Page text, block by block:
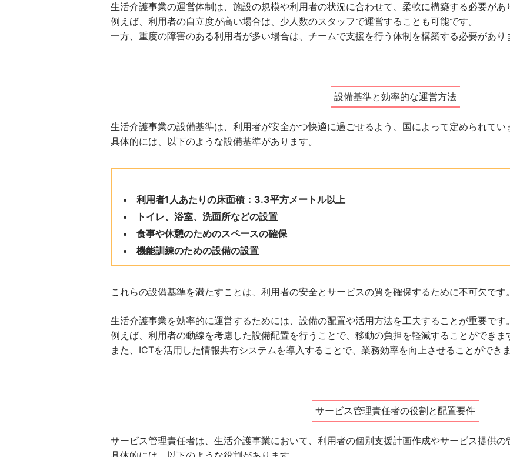
生活介護事業の運営体制は、施設の規模や利用者の状況に合わせて、柔軟に構築する必要があ
例えば、利用者の自立度が高い場合は、少人数のスタッフで運営することも可能です。
一方、重度の障害のある利用者が多い場合は、チームで支援を行う体制を構築する必要があり
設備基準と効率的な運営方法
生活介護事業の設備基準は、利用者が安全かつ快適に過ごせるよう、国によって定められてい
具体的には、以下のような設備基準があります。
利用者1人あたりの床面積：3.3平方メートル以上
トイレ、浴室、洗面所などの設置
食事や休憩のためのスペースの確保
機能訓練のための設備の設置
これらの設備基準を満たすことは、利用者の安全とサービスの質を確保するために不可欠です。
生活介護事業を効率的に運営するためには、設備の配置や活用方法を工夫することが重要です。
例えば、利用者の動線を考慮した設備配置を行うことで、移動の負担を軽減することができま
また、ICTを活用した情報共有システムを導入することで、業務効率を向上させることができま
サービス管理責任者の役割と配置要件
サービス管理責任者は、生活介護事業において、利用者の個別支援計画作成やサービス提供の